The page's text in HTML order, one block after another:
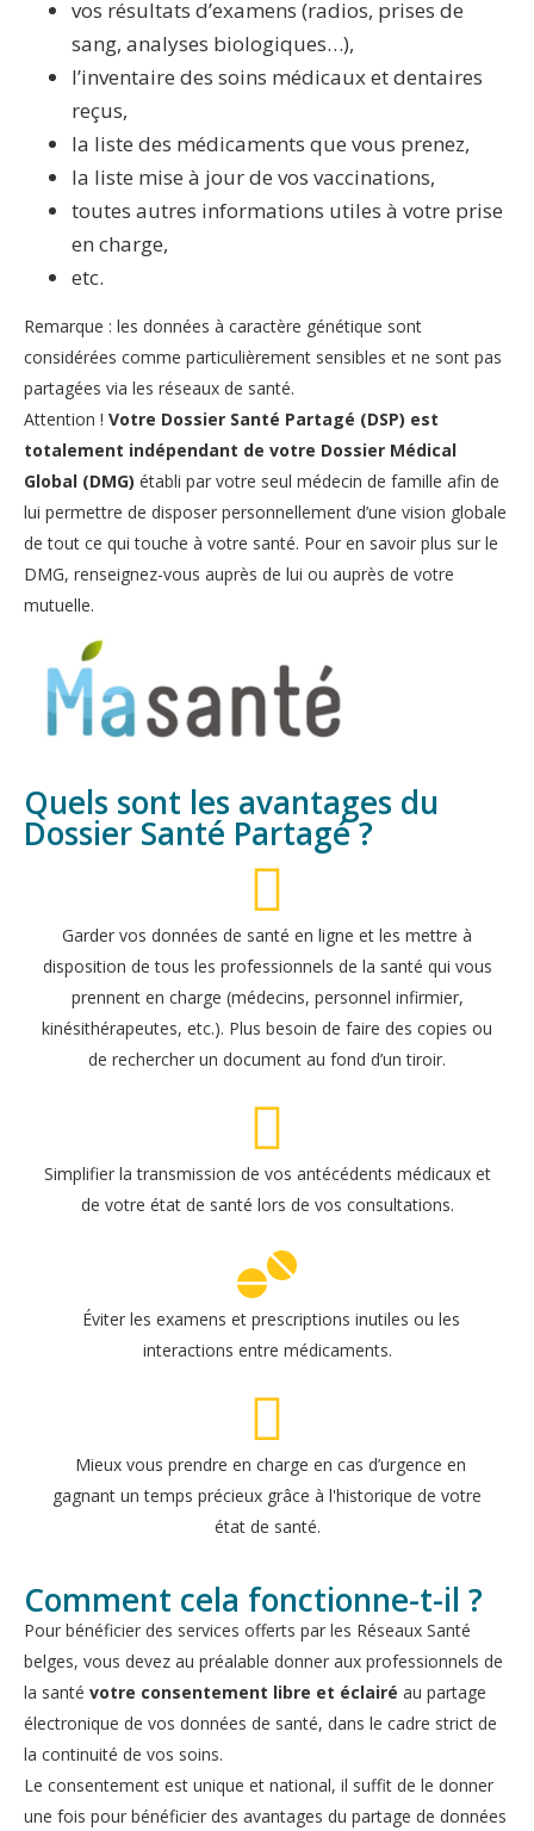
vos résultats d’examens (radios, prises de
sang, analyses biologiques…),
l’inventaire des soins médicaux et dentaires
reçus,
la liste des médicaments que vous prenez,
la liste mise à jour de vos vaccinations,
toutes autres informations utiles à votre prise
en charge,
etc.
Remarque : les données à caractère génétique sont
considérées comme particulièrement sensibles et ne sont pas
partagées via les réseaux de santé.
Attention ! Votre Dossier Santé Partagé (DSP) est
totalement indépendant de votre Dossier Médical
Global (DMG) établi par votre seul médecin de famille afin de
lui permettre de disposer personnellement d’une vision globale
de tout ce qui touche à votre santé. Pour en savoir plus sur le
DMG, renseignez-vous auprès de lui ou auprès de votre
mutuelle.
Quels sont les avantages du
Dossier Santé Partagé ?
Garder vos données de santé en ligne et les mettre à
disposition de tous les professionnels de la santé qui vous
prennent en charge (médecins, personnel infirmier,
kinésithérapeutes, etc.). Plus besoin de faire des copies ou
de rechercher un document au fond d’un tiroir.
Simplifier la transmission de vos antécédents médicaux et
de votre état de santé lors de vos consultations.
Éviter les examens et prescriptions inutiles ou les
interactions entre médicaments.
Mieux vous prendre en charge en cas d’urgence en
gagnant un temps précieux grâce à l'historique de votre
état de santé.
Comment cela fonctionne-t-il ?
Pour bénéficier des services offerts par les Réseaux Santé
belges, vous devez au préalable donner aux professionnels de
la santé votre consentement libre et éclairé au partage
électronique de vos données de santé, dans le cadre strict de
la continuité de vos soins.
Le consentement est unique et national, il suffit de le donner
une fois pour bénéficier des avantages du partage de données